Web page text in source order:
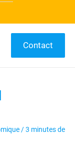
Contact
/3 minutes de